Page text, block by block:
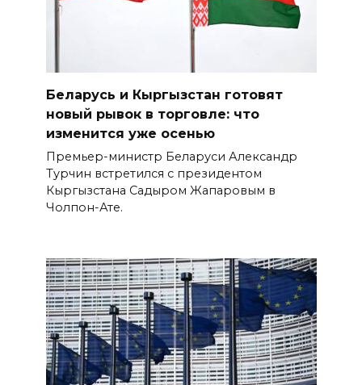
Беларусь и Кыргызстан готовят
новый рывок в торговле: что
изменится уже осенью
Премьер-министр Беларуси Александр
Турчин встретился с президентом
Кыргызстана Садыром Жапаровым в
Чолпон-Ате.